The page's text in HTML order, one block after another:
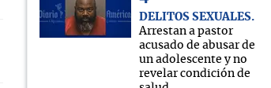
DELITOS SEXUALES
Arrestan a pastor
acusado de abusar de
un adolescente y no
revelar condición de